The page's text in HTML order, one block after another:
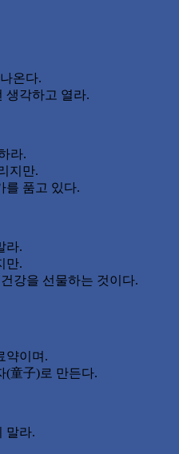
온다.
생각하고 열라.
라.
지만.
를 품고 있다.
라.
만.
강을 선물하는 것이다.
약이며.
(童子)로 만든다.
말라.